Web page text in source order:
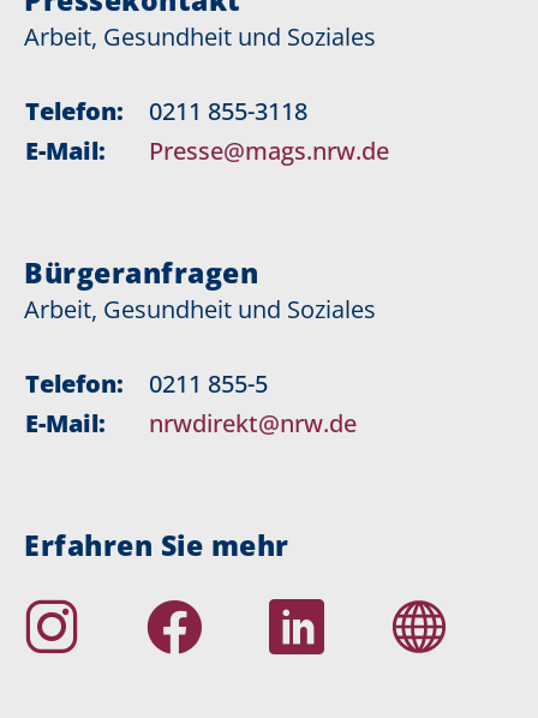
Arbeit, Gesundheit und Soziales
Telefon:
0211 855-3118
E-Mail:
Presse@mags.nrw.de
Bürgeranfragen
Arbeit, Gesundheit und Soziales
Telefon:
0211 855-5
E-Mail:
nrwdirekt@nrw.de
Erfahren Sie mehr